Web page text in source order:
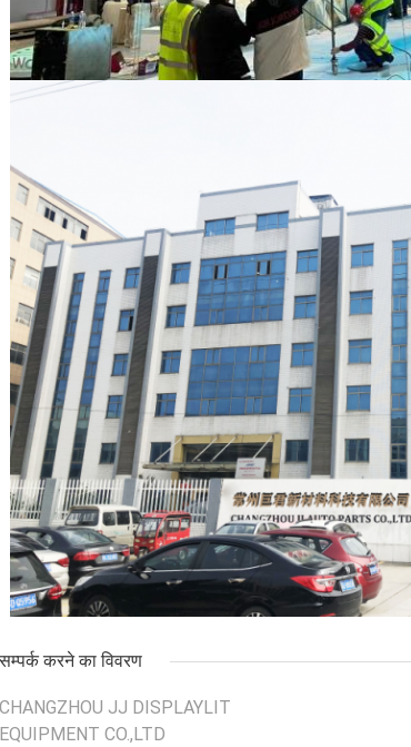
सम्पर्क करने का विवरण
CHANGZHOU JJ DISPLAYLIT
EQUIPMENT CO.,LTD